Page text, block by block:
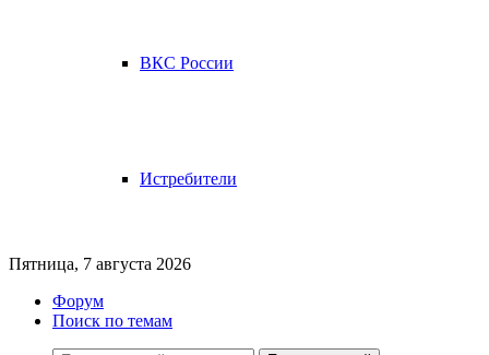
ВКС России
Истребители
Пятница, 7 августа 2026
Форум
Поиск по темам